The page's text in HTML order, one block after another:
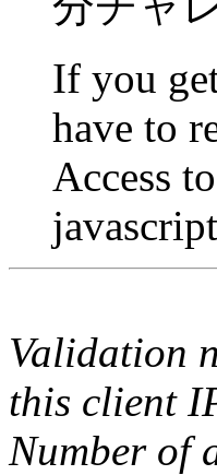
If you
have to
Access
Validation
this client
Number of